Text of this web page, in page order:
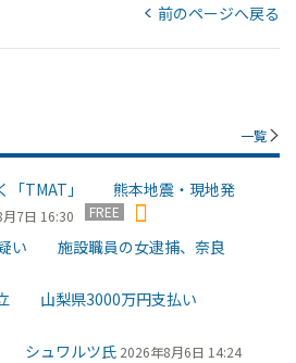
前のページへ戻る
一覧
「TMAT」 熊本地震・現地発
7日 16:30 FREE
い 施設職員の女逮捕、奈良
山梨県3000万円支払い
シュワルツ氏 2026年8月6日 14:24